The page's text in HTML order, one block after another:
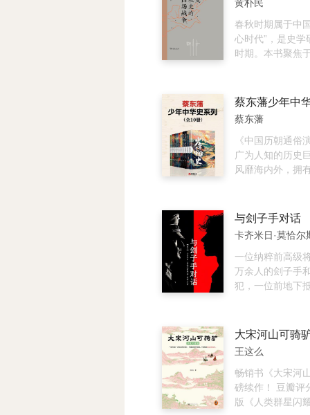
法、天文、封禅
用），共一百三
原文部分达五十
余字。目前智品
字数达一百六十
艺术瑰宝。我们
朗，如何理解它
两位作者一位是
学和德黑兰大学
历史画卷在我们
开。在这里，埃
文明、希腊文明
蒙古文明、阿拉
碰撞，一个接一
灭亡。它们采用
一个个鲜活的人
我登场，共同塑
去。 居鲁士大帝
世、阿拔斯一世
建立治世，写下
煌；哈桑·萨巴赫
的色彩。 叙述式
历史著作情感丰
然。作者查阅大
朗历史进行了全
懂它，便掌握了
黄朴民
春秋时期属于中
心时代”，是史学
时期。本书聚焦
期，旧的礼乐文
头，而新的社会
态呼之欲出。在
程中，战争起着
众所周知，战争
续，但同时战争
争的本质是“争霸
并”为主的战国
作者对这段历史
读，将有助于我
秦历史的认知，
察和把握当今国
蔡东藩
《中国历朝通俗
广为人知的历史
风靡海内外，拥
年等历史入门读
《蔡东潘少年中
国历朝通俗演义
理讲述从秦汉到
的历史进程和故
具小说阅读快感
译，将旧白话改
要点评、观点及
于青少年阅读、
全系列既有史学
考，又兼具小说
与刽子手对话
卡齐米日·莫恰尔
一位纳粹前高级
万余人的刽子手
犯，一位前地下
他们说了什么？
党卫队中将斯特
警察”士官希尔克
者、抵抗战士莫
狱第一天，就发
王这么
畅销书《大宋河
磅续作！ 豆瓣评
版《人类群星闪